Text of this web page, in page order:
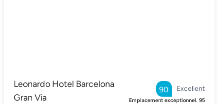
Leonardo Hotel Barcelona
Gran Via
Excellent
90
Emplacement exceptionnel. 95